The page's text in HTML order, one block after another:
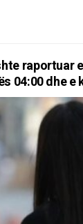
raportuar
04:00 dhe